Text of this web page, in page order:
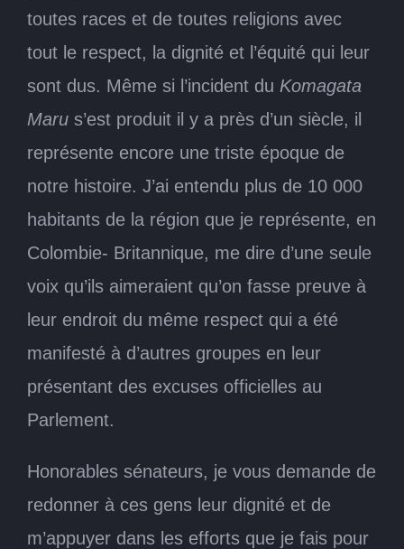
toutes races et de toutes religions avec
tout le respect, la dignité et l’équité qui leur
sont dus. Même si l’incident du Komagata
Maru s’est produit il y a près d’un siècle, il
représente encore une triste époque de
notre histoire. J’ai entendu plus de 10 000
habitants de la région que je représente, en
Colombie- Britannique, me dire d’une seule
voix qu’ils aimeraient qu’on fasse preuve à
leur endroit du même respect qui a été
manifesté à d’autres groupes en leur
présentant des excuses officielles au
Parlement.
Honorables sénateurs, je vous demande de
redonner à ces gens leur dignité et de
m’appuyer dans les efforts que je fais pour